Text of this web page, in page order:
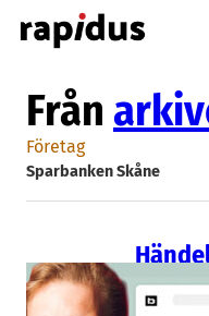
Hoppa
till
Från
Företag
Sparbanken Skåne
Aktier
BIMobject